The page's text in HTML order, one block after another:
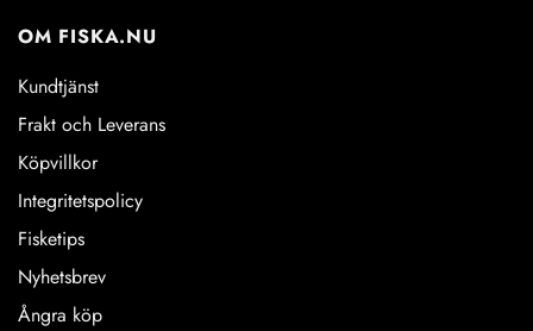
OM FISKA.NU
Kundtjänst
Frakt och Leverans
Köpvillkor
Integritetspolicy
Fisketips
Nyhetsbrev
Ångra köp